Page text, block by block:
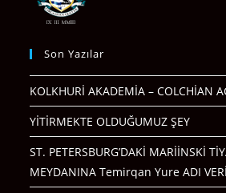
Son Yazılar
KOLKHURİ AKADEMİA – COLCHİAN
YİTİRMEKTE OLDUĞUMUZ ŞEY
ST. PETERSBURG’DAKİ MARİİNSKİ
MEYDANINA Temirqan Yure ADI